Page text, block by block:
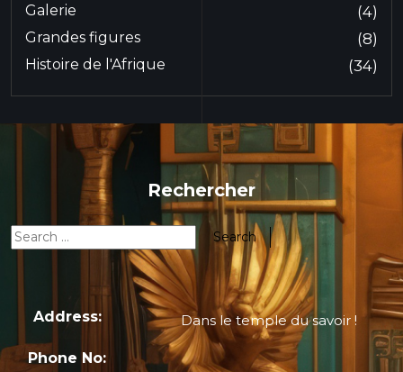
Galerie (4)
Grandes figures (8)
Histoire de l'Afrique (34)
Rechercher
Address: Dans le temple du savoir !
Phone No: